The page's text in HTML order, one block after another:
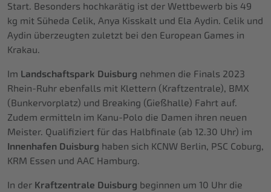
Start. Besonders hochkarätig ist der Wettbewerb bis 49
kg mit Süheda Celik, Anya Kisskalt und Ela Aydin. Celik und
Aydin überzeugten zuletzt bei den European Games in
Krakau.
Im Landschaftspark Duisburg nehmen die Finals 2023
Rhein-Ruhr ebenfalls mit Klettern (Kraftzentrale), BMX
(Bunkervorplatz) und Breaking (Gießhalle) Fahrt auf.
Zudem ermitteln im Kanu-Polo die Damen ihren neuen
Meister. Qualifiziert für das Halbfinale (ab 12.30 Uhr) im
Innenhafen Duisburg haben sich KCNW Berlin, PSC Coburg,
KRM Essen und AAC Hamburg.
In der Kraftzentrale Duisburg beginnen um 10 Uhr die